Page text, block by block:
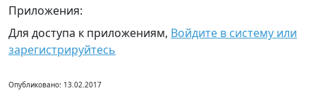
Приложения:
Для доступа к приложениям, Войдите в систему или
зарегистрируйтесь
Опубликовано: 13.02.2017